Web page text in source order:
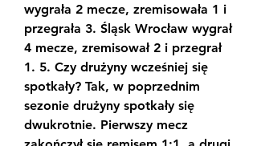
wygrała 2 mecze, zremisowała 1 i
przegrała 3. Śląsk Wrocław wygrał
4 mecze, zremisował 2 i przegrał
1. 5. Czy drużyny wcześniej się
spotkały? Tak, w poprzednim
sezonie drużyny spotkały się
dwukrotnie. Pierwszy mecz